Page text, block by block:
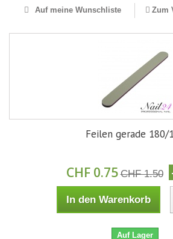
Auf meine Wunschliste Zum
Feilen gerade 180/
CHF 0.75 CHF 1.50
In den Warenkorb
Auf Lager